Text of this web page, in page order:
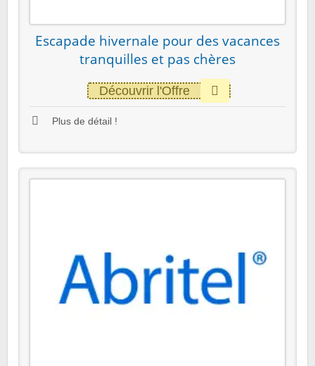
Escapade hivernale pour des vacances
tranquilles et pas chères
Découvrir l'Offre
Plus de détail !